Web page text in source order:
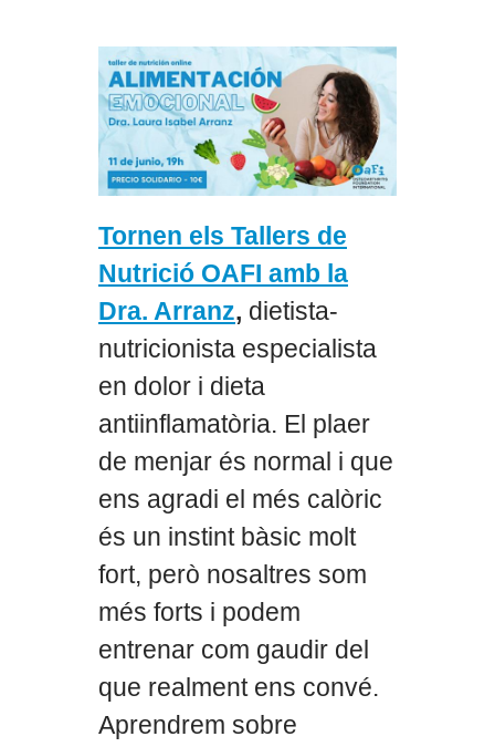
Tornen els Tallers de
Nutrició OAFI amb la
Dra. Arranz, dietista-
nutricionista especialista
en dolor i dieta
antiinflamatòria. El plaer
de menjar és normal i que
ens agradi el més calòric
és un instint bàsic molt
fort, però nosaltres som
més forts i podem
entrenar com gaudir del
que realment ens convé.
Aprendrem sobre